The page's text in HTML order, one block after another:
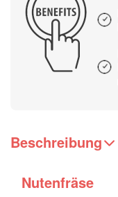
Beschreibung
Nutenfräse